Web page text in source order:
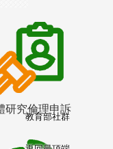
研究倫理申訴
教育部社群